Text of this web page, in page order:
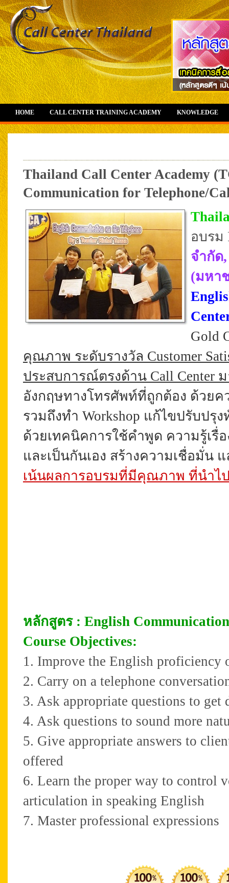
HOME CALL CENTER TRAINING ACADEMY KNOWLEDGE
Thailand Call Center Academy
Communication for Telephone/
อบรม
จำกัด
(มหา
Gold
คุณภาพ ระดับรางวัล Customer
ประสบการณ์ตรงด้าน Call Center
อังกฤษทางโทรศัพท์ที่ถูกต้อง ด้วยค
รวมถึงทำ Workshop แก้ไขปรับป
ด้วยเทคนิคการใช้คำพูด ความรู้เรื่
และเป็นกันเอง สร้างความเชื่อมั่น
เน้นผลการอบรมที่มีคุณภาพ ที่นำไ
หลักสูตร : English
Course Objectives:
1. Improve the English proficiency
2. Carry on a telephone
3. Ask appropriate questions to get
4. Ask questions to sound more
5. Give appropriate answers to
offered
6. Learn the proper way to control
articulation in speaking English
7. Master professional expressions